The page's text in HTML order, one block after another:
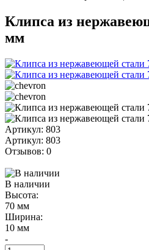
Клипса из
мм
Артикул: 803
Артикул: 803
Отзывов: 0
В наличии
Высота:
70 мм
Ширина:
10 мм
-